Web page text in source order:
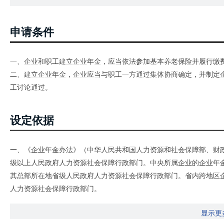
申请条件
一、企业和职工建立企业年金，应当依法参加基本养老保险并履行
二、建立企业年金，企业应当与职工一方通过集体协商确定，并制
工讨论通过。
设定依据
一、《企业年金办法》（中华人民共和国人力资源和社会保障部、
级以上人民政府人力资源社会保障行政部门。中央所属企业的企业
其总部所在地省级人民政府人力资源社会保障行政部门。省内跨地
人力资源社会保障行政部门。
在人力资源社会保障部备案，其他跨省（自治区、直辖市）用人单
显示更